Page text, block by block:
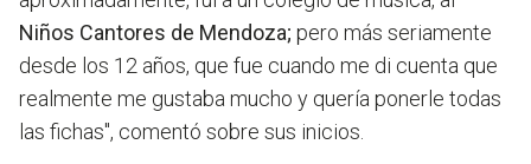
Niños Cantores de Mendoza; pero más seriamente
desde los 12 años, que fue cuando me di cuenta que
realmente me gustaba mucho y quería ponerle todas
las fichas", comentó sobre sus inicios.